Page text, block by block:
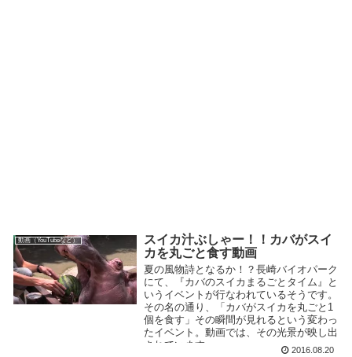
動画（YouTubeなど）
スイカ汁ぶしゃー！！カバがスイ
カを丸ごと食す動画
夏の風物詩となるか！？長崎バイオパーク
にて、『カバのスイカまるごとタイム』と
いうイベントが行なわれているそうです。
その名の通り、「カバがスイカを丸ごと1
個を食す」その瞬間が見れるという変わっ
たイベント。動画では、その光景が映し出
されています...
2016.08.20